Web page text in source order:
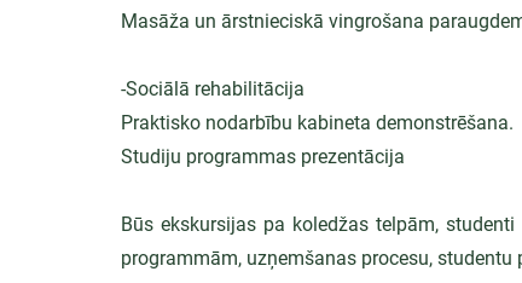
Masāža un ārstnieciskā vingrošana
-Sociālā rehabilitācija
Praktisko nodarbību kabineta demonstrēšana.
Studiju programmas prezentācija
Būs ekskursijas pa koledžas telpām,
programmām, uzņemšanas procesu,